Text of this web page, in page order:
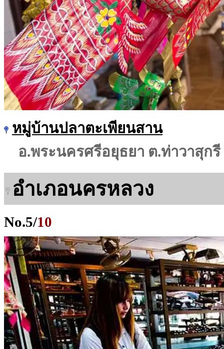
หมู่บ้านปลาตะเพียนสาน
อ.พระนครศรีอยุธยา ต.ท่าวาสุกรี
อำเภอนครหลวง
No.5/10